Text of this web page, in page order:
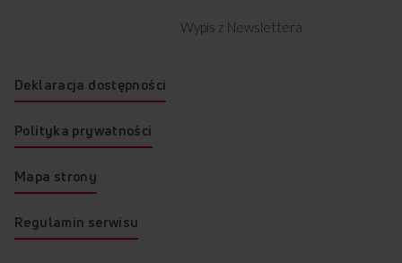
Wypis z Newslettera
Deklaracja dostępności
Polityka prywatności
Mapa strony
Regulamin serwisu